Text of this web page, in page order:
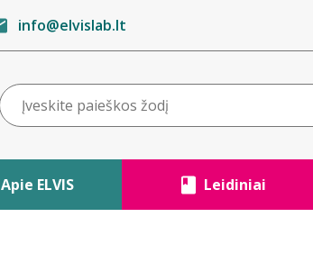
info@elvislab.lt
Apie ELVIS Leidiniai